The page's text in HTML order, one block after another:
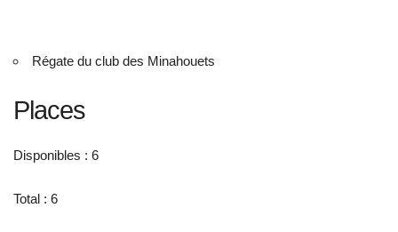
Régate du club des Minahouets
Places
Disponibles : 6
Total : 6